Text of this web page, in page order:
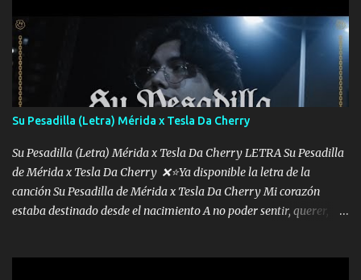
corriente no quieren verte subir de level trucha mis plebes Música
A veces me pongo un sombrero a veces me ven la cachucha de lado
con la mirada siempre en alto A veces me fajó una super o a veces
me fajó una Glock siempre armado todas las generaciones yo
traigo El chiste es que hago lo que quiero pues así soy me mandó
yo tengo el control a todos yo les paro el dedo soy hocicon un
malcriado un malandrón Que Les importa no saben nada falsas
las risas las que me miran hay gente corriente no quieren ve...
Su Pesadilla (Letra) Mérida x Tesla Da Cherry
Su Pesadilla (Letra) Mérida x Tesla Da Cherry LETRA Su Pesadilla
de Mérida x Tesla Da Cherry ❌⭐Ya disponible la letra de la
canción Su Pesadilla de Mérida x Tesla Da Cherry Mi corazón
estaba destinado desde el nacimiento A no poder sentir, querer,